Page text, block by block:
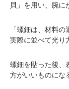
貝」を用い、腕
「螺鈿は、材料
実際に並べて光り
螺鈿を貼った後、
方がいいものにな